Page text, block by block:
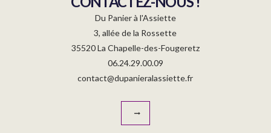
Du Panier à l'Assiette
3, allée de la Rossette
35520 La Chapelle-des-Fougeretz
06.24.29.00.09
contact@dupanieralassiette.fr